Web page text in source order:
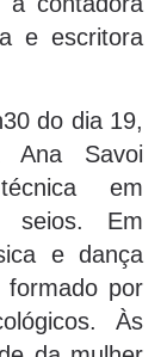
e escritora
do dia 19,
Ana Savoi
em
seios. Em
e dança
formado por
Às